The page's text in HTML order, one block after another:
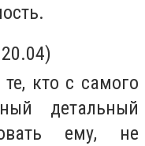
кто с самого
детальный
ему, не